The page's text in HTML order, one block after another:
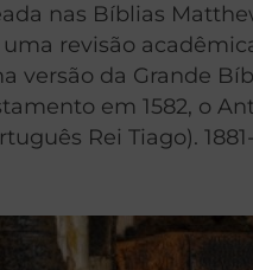
nas Bíblias
revisão
versão da Grande
em 1582, o
Rei Tiago).